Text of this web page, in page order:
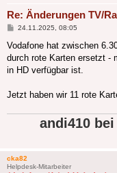
Re: Änderungen TV/
Beitrag
24.11.2025, 08:05
Vodafone hat zwischen
durch rote Karten ersetzt -
in HD verfügbar ist.
Jetzt haben wir 11 rote
andi410 bei
cka82
Helpdesk-Mitarbeiter